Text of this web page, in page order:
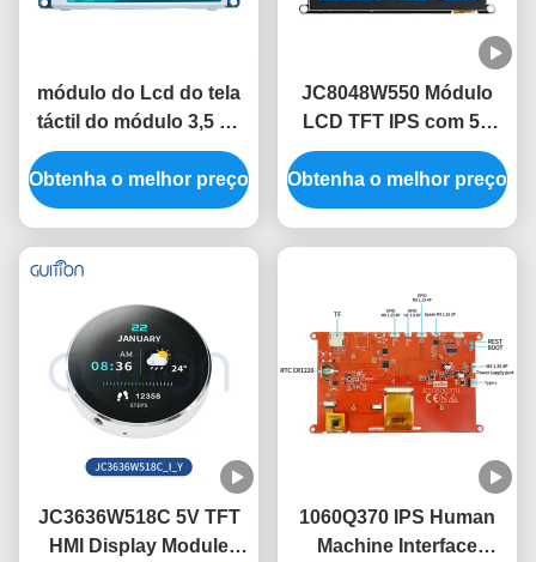
módulo do Lcd do tela
táctil do módulo 3,5 de
480x320 HMI sem
imagem livre da fonte
do código do toque
Obtenha o melhor preço
JC8048W550 Módulo
LCD TFT IPS com 5V
com consumo de
energia de 320 mA
Obtenha o melhor preço
JC3636W518C 5V TFT
HMI Display Module
1060Q370 IPS Human
Machine Interface